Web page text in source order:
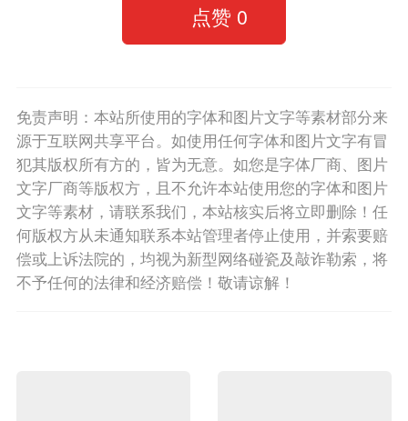
点赞 0
免责声明：本站所使用的字体和图片文字等素材部分来
源于互联网共享平台。如使用任何字体和图片文字有冒
犯其版权所有方的，皆为无意。如您是字体厂商、图片
文字厂商等版权方，且不允许本站使用您的字体和图片
文字等素材，请联系我们，本站核实后将立即删除！任
何版权方从未通知联系本站管理者停止使用，并索要赔
偿或上诉法院的，均视为新型网络碰瓷及敲诈勒索，将
不予任何的法律和经济赔偿！敬请谅解！